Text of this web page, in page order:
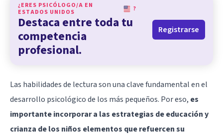
¿ERES PSICÓLOGO/A EN
ESTADOS UNIDOS
?
Destaca entre toda tu
competencia
profesional.
Registrarse
Las habilidades de lectura son una clave fundamental en el
desarrollo psicológico de los más pequeños. Por eso, es
importante incorporar a las estrategias de educación y
crianza de los niños elementos que refuercen su